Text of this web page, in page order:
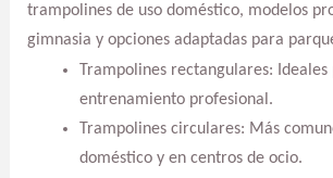
trampolines de uso doméstico, modelos
gimnasia y opciones adaptadas para
Trampolines rectangulares:
entrenamiento profesional.
Trampolines circulares: Más
doméstico y en centros de ocio.